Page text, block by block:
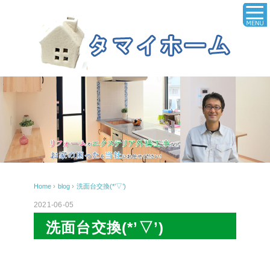
Home › blog › 洗面台交換(*’▽’)
2021-06-05
洗面台交換(*’▽’)